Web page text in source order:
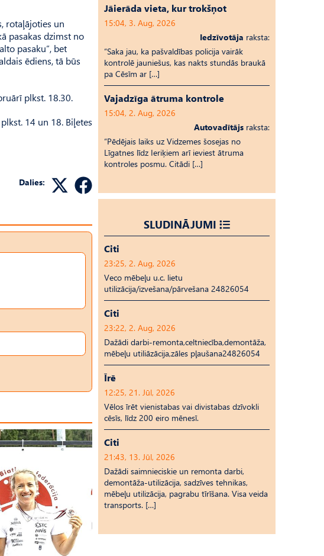
rotaļājoties un
pasakas dzimst no
pasaku”, bet
ēdiens, tā būs
plkst. 18.30.
14 un 18. Biļetes
Dalies:
Jāierāda vieta, kur trokšņot
15:04, 3. Aug, 2026
Iedzīvotāja raksta:
“Saka jau, ka pašvaldības policija vairāk
kontrolē jauniešus, kas nakts stundās braukā
pa Cēsīm ar […]
Vajadzīga ātruma kontrole
15:04, 2. Aug, 2026
Autovadītājs raksta:
“Pēdējais laiks uz Vid­ze­mes šosejas no
Līgatnes līdz Ieriķiem arī ieviest ātruma
kontroles posmu. Citādi […]
SLUDINĀJUMI
Citi
23:25, 2. Aug, 2026
Veco mēbeļu u.c. lietu
utilizācija/izvešana/pārvešana 24826054
Citi
23:22, 2. Aug, 2026
Dažādi darbi-remonta,celtniecība,demontāža,
mēbeļu utiliāzācija,zāles pļaušana24826054
Īrē
12:25, 21. Jūl, 2026
Vēlos īrēt vienistabas vai divistabas dzīvokli
cēsīs, līdz 200 eiro mēnesī.
Citi
21:43, 13. Jūl, 2026
Dažādi saimnieciskie un remonta darbi,
demontāža-utilizācija, sadzīves tehnikas,
mēbeļu utilizācija, pagrabu tīrīšana. Visa veida
transports. […]